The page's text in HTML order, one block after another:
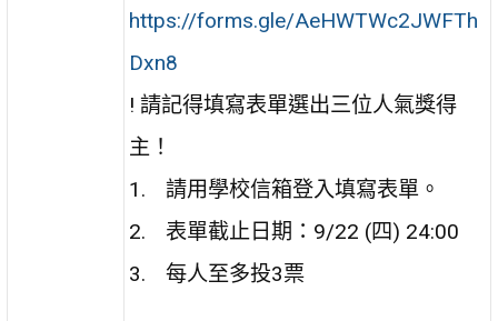
https://forms.gle/AeHWTWc2JWFTh
Dxn8
! 請記得填寫表單選出三位人氣獎得
主！
請用學校信箱登入填寫表單。
表單截止日期：9/22 (四) 24:00
每人至多投3票